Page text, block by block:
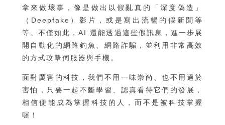
拿來做壞事，像是做出以假亂真的「深度偽造」
（Deepfake）影片，或是寫出流暢的假新聞等
等。不僅如此，AI 還能透過這些假訊息，進一步展
開自動化的網路釣魚、網路詐騙，並利用非常高效
的方式攻擊伺服器與手機。
面對厲害的科技，我們不用一味崇尚、也不用過於
害怕，只要一起不斷學習、認真看待它們的發展，
相信便能成為掌握科技的人，而不是被科技掌握
喔！